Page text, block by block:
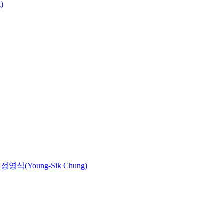
정영식(Young-Sik Chung)